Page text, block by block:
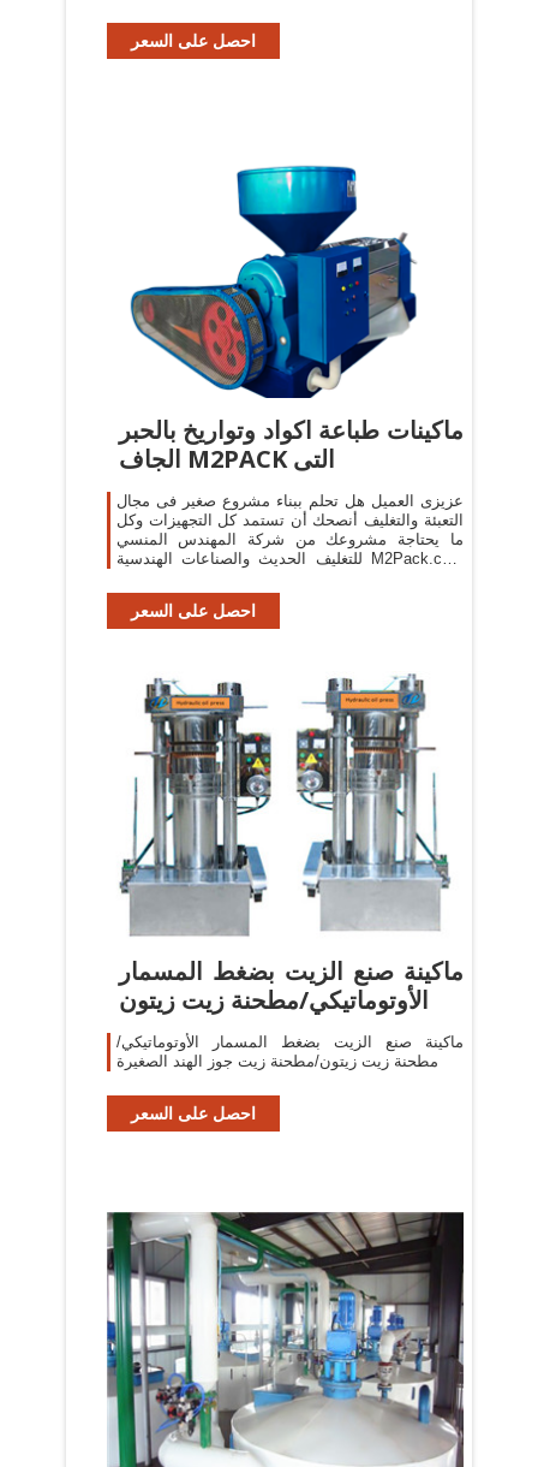
احصل على السعر
ماكينات طباعة اكواد وتواريخ بالحبر
الجاف M2PACK التى
عزيزى العميل هل تحلم ببناء مشروع صغير فى مجال
التعبئة والتغليف أنصحك أن تستمد كل التجهيزات وكل
ما يحتاجة مشروعك من شركة المهندس المنسي
للتغليف الحديث والصناعات الهندسية M2Pack.com
احصل على السعر
ماكينة صنع الزيت بضغط المسمار
الأوتوماتيكي/مطحنة زيت زيتون
ماكينة صنع الزيت بضغط المسمار الأوتوماتيكي/
مطحنة زيت زيتون/مطحنة زيت جوز الهند الصغيرة
احصل على السعر